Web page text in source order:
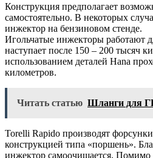
Конструкция предполагает
самостоятельно. В некоторых
инжектор на бензиновом стенде.
Игольчатые инжекторы работают
наступает после 150 – 200 тысяч
использованием деталей Hana
километров.
Читать статью Шланги для
Torelli Rapido производят
конструкцией типа «поршень».
инжектор самоочищается. Помимо